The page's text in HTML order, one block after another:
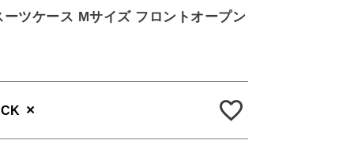
ツケース Mサイズ フロントオープン
×